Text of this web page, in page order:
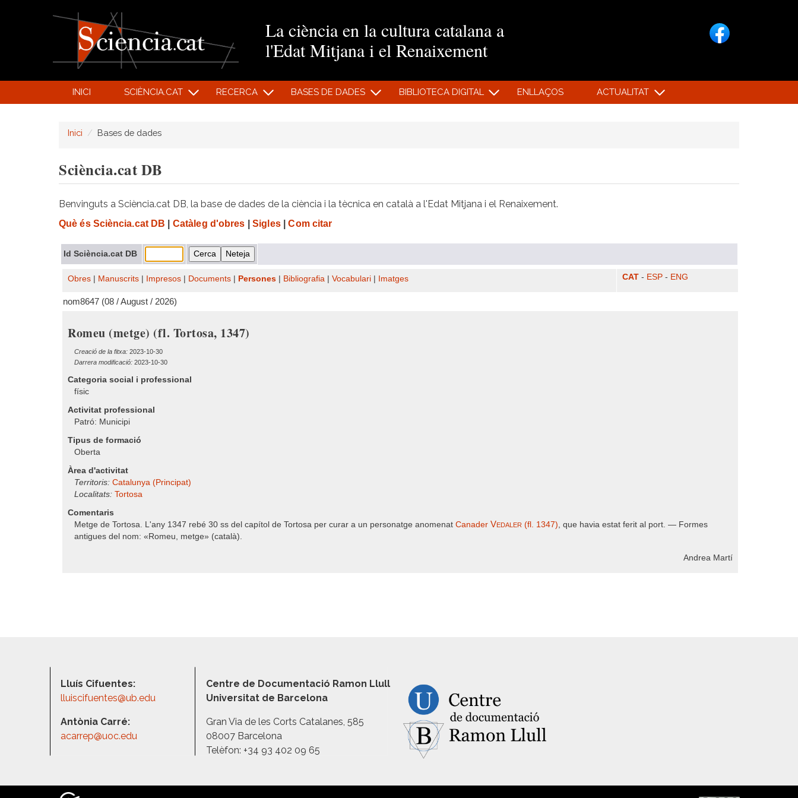
La ciència en la cultura catalana a
l'Edat Mitjana i el Renaixement
INICI SCIÈNCIA.CAT RECERCA BASES DE DADES BIBLIOTECA DIGITAL ENLLAÇOS ACTUALITAT
Inici Bases de dades
Sciència.cat DB
Benvinguts a Sciència.cat DB, la base de dades de la ciència i la tècnica en català a l'Edat Mitjana i el Renaixement.
Què és Sciència.cat DB Catàleg d'obres Sigles| Com citar
Id Sciència.cat DB
Obres Manuscrits Impresos Documents Persones Bibliografia Vocabulari Imatges CAT - ESP - ENG
nom8647 (08 / August / 2026)
Romeu (metge) (fl. Tortosa, 1347)
Creació de la fitxa: 2023-10-30
Darrera modificació: 2023-10-30
Categoria social i professional
físic
Activitat professional
Patró: Municipi
Tipus de formació
Oberta
Àrea d'activitat
Territoris: Catalunya (Principat)
Localitats: Tortosa
Comentaris
Metge de Tortosa. L'any 1347 rebé 30 ss del capítol de Tortosa per curar a un personatge anomenat Canader Vedaler (fl. 1347), que havia estat ferit al port. — Formes
antigues del nom: «Romeu, metge» (català).
Andrea Martí
Lluís Cifuentes:
lluiscifuentes@ub.edu
Antònia Carré:
acarrep@uoc.edu
Centre de Documentació Ramon Llull
Universitat de Barcelona
Gran Via de les Corts Catalanes, 585
08007 Barcelona
Telèfon: +34 93 402 09 65